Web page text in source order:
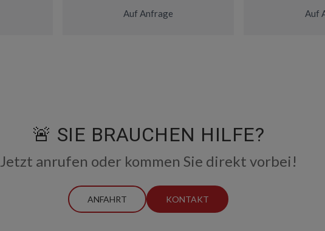
Auf Anfrage Auf
🚨 SIE BRAUCHEN HILFE?
Jetzt anrufen oder kommen Sie direkt vorbei!
ANFAHRT KONTAKT